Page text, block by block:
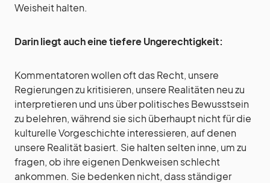
Weisheit halten.
Darin liegt auch eine tiefere Ungerechtigkeit:
Kommentatoren wollen oft das Recht, unsere
Regierungen zu kritisieren, unsere Realitäten neu zu
interpretieren und uns über politisches Bewusstsein
zu belehren, während sie sich überhaupt nicht für die
kulturelle Vorgeschichte interessieren, auf denen
unsere Realität basiert. Sie halten selten inne, um zu
fragen, ob ihre eigenen Denkweisen schlecht
ankommen. Sie bedenken nicht, dass ständiger